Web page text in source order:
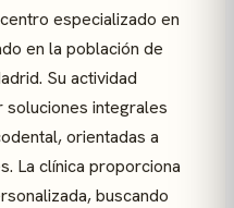
especializado en
en la población de
Su actividad
integrales
orientadas a
La clínica proporciona
buscando